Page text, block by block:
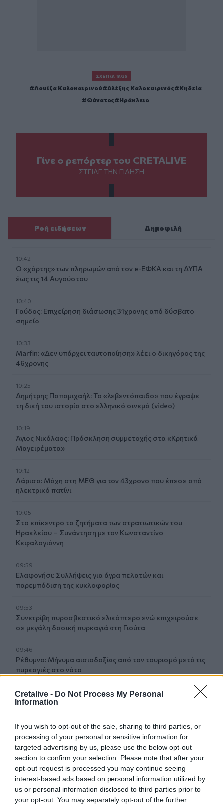
Cretalive - Do Not Process My Personal
Information
If you wish to opt-out of the sale, sharing to third parties, or
processing of your personal or sensitive information for
targeted advertising by us, please use the below opt-out
section to confirm your selection. Please note that after your
opt-out request is processed you may continue seeing
interest-based ads based on personal information utilized by
us or personal information disclosed to third parties prior to
your opt-out. You may separately opt-out of the further
ΣΧΕΤΙΚΆ TAGS
Λουίζα Καλοκαιρινού Αλέξης Καλοκαιρινός
Κηδεία
Θάνατος
Ηράκλειο
Γίνε ο ρεπόρτερ του CRETALIVE
ΣΤΕΊΛΕ ΤΗΝ ΕΊΔΗΣΗ
Ροή ειδήσεων Δημοφιλή
10:42
Ο «χάρτης» των πληρωμών από τον e-ΕΦΚΑ και τη ΔΥΠΑ
έως τις 14 Αυγούστου
10:40
Γαύδος: Επιχείρηση διάσωσης 31χρονης από δύσβατο
σημείο
10:33
Marfin: «Δεν υπάρχει ταυτοποίηση» λέει ο δικηγόρος της
46χρονης
10:25
Δημήτρης Παπαμιχαήλ: Το «λεβεντόπαιδο» που έγραψε
τη δική του ιστορία στο ελληνικό σινεμά (video)
10:19
Άγιος Νικόλαος: Πρόσκληση συμμετοχής στα «Κρητικά
Μαγειρέματα»
10:12
Λάρισα: Μάχη στη ΜΕΘ για τον 43χρονο που έπεσε από
ηλεκτρικό πατίνι
10:05
Στο επίκεντρο τα ζητήματα των στρατιωτικών του
Ηρακλείου – Συνάντηση με τον Κωνσταντίνο
Κεφαλογιάννη
09:59
Ελαφονήσι: Συλλήψεις για άγρα πελατών και
παρεμπόδιση της κυκλοφορίας
09:53
Συνετρίβη πυροσβεστικό ελικόπτερο ενώ επιχειρούσε
σε μεγάλη δασική πυρκαγιά στη Γιούτα
09:46
Ρέθυμνο: Μήνυμα αισιοδοξίας από τον τουρισμό μετά τις
πυρκαγιές στο νότο
09:44
Κομμός: Η συγκινητική «πρώτη διαδρομή» για χελωνάκια
09:33
ΒΟΑΚ: Ολιγόλεπτη διακοπή κυκλοφορίας στο τμήμα
Νεάπολη – Άγιος Νικόλαος λόγω ανατίναξης
09:27
Βερολίνο: «Στημένη προβοκάτσια» το περιστατικό με το
drone, σύμφωνα με τη ρωσική πρεσβεία